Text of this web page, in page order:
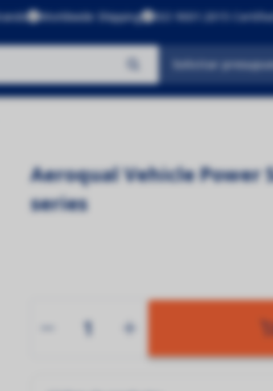
Worldwide Shipping ISO 9001:2015
Solicitar
se encontraron productos
Aeroqual Vehicle Power
series